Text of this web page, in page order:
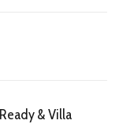
& Villa